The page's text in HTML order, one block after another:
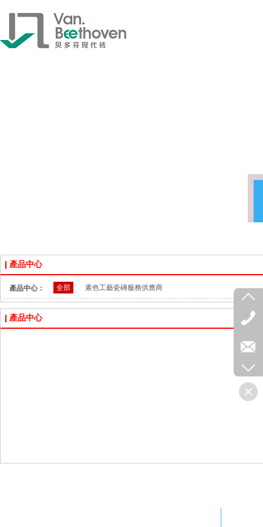
產品中心
產品中心： 全部 素色工藝瓷磚服務供應商
產品中心